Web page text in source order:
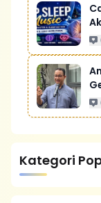
Kategori